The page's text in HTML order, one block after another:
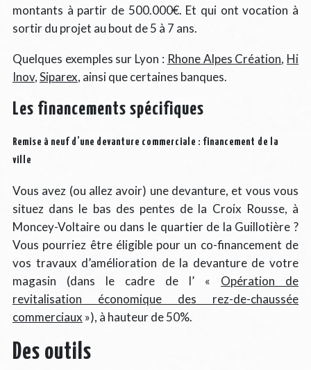
montants à partir de 500.000€. Et qui ont vocation à
sortir du projet au bout de 5 à 7 ans.
Quelques exemples sur Lyon : Rhone Alpes Création, Hi
Inov,Siparex, ainsi que certaines banques.
Les financements spécifiques
Remise à neuf d’une devanture commerciale : financement de la
ville
Vous avez (ou allez avoir) une devanture, et vous vous
situez dans le bas des pentes de la Croix Rousse, à
Moncey-Voltaire ou dans le quartier de la Guillotière ?
Vous pourriez être éligible pour un co-financement de
vos travaux d’amélioration de la devanture de votre
magasin (dans le cadre de l’ « Opération de
revitalisation économique des rez-de-chaussée
commerciaux »), à hauteur de 50%.
Des outils